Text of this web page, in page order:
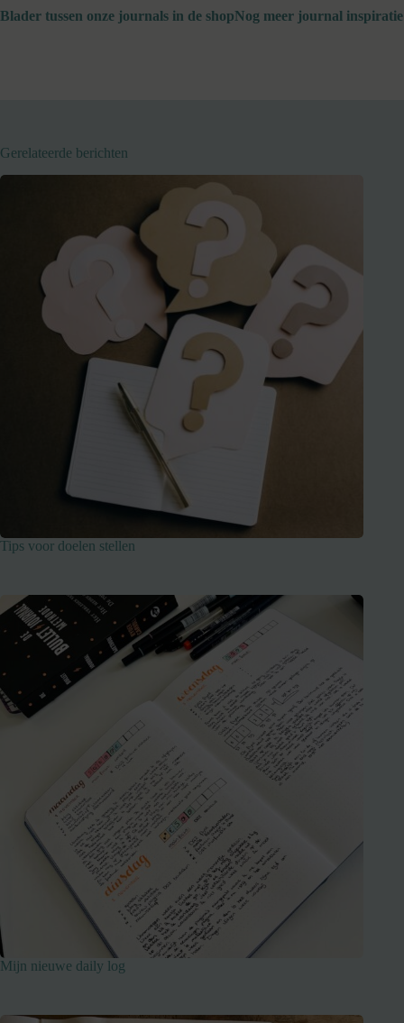
Blader tussen onze journals in de shopNog meer journal inspiratie
Gerelateerde berichten
Tips voor doelen stellen
Mijn nieuwe daily log